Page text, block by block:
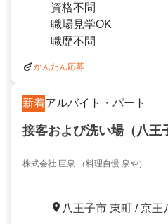
資格不問
職場見学OK
職歴不問
かんたん応募
新着アルバイト・パート
接客および洗い場（八王
株式会社 巨泉 （料理自慢 泉や）
八王子市 東町 / 京王